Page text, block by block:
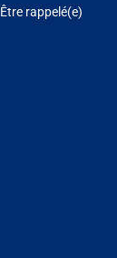
Être rappelé(e)